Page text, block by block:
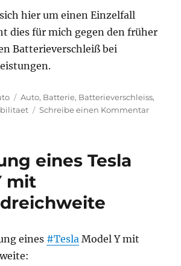
hier um einen Einzelfall
dies für mich gegen den früher
Batterieverschleiß bei
Schlagwörter
Auto, Batterie, Batterieverschleiss,
Schreibe einen Kommentarzu
eines Tesla
mit
eines #Tesla Model Y mit